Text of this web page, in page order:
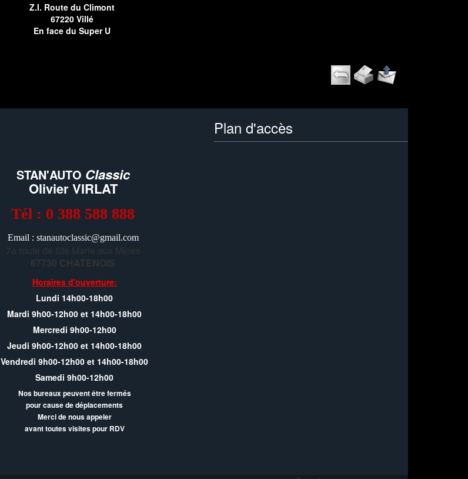
Z.I. Route du Climont
67220 Villé
En face du Super U
STAN'AUTO Classic
Olivier VIRLAT
Tél : 0 388 588 888
Email : stanautoclassic@gmail.com
7a route de Ste Marie aux Mînes
67730 CHATENOIS
Horaires d'ouverture:
Lundi 14h00-18h00
Mardi 9h00-12h00 et 14h00-18h00
Mercredi 9h00-12h00
Jeudi 9h00-12h00 et 14h00-18h00
Vendredi 9h00-12h00 et 14h00-18h00
Samedi 9h00-12h00
Nos bureaux peuvent être fermés
pour cause de déplacements
Merci de nous appeler
avant toutes visites pour RDV
Plan d'accès